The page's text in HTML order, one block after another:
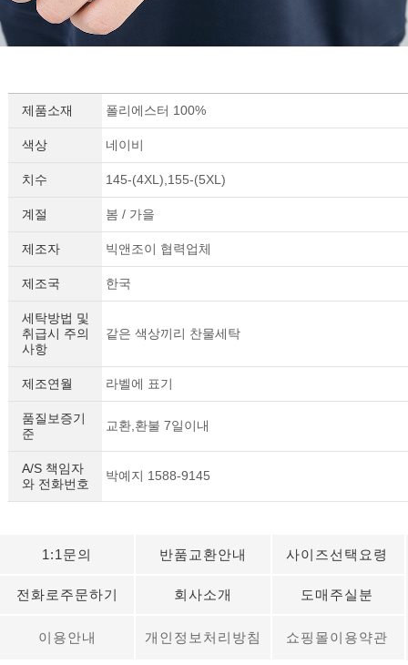
제품소재 폴리에스터 100%
색상 네이비
치수 145-(4XL),155-(5XL)
계절 봄 / 가을
제조자 빅앤조이 협력업체
제조국 한국
세탁방법 및
취급시 주의
사항
같은 색상끼리 찬물세탁
제조연월 라벨에 표기
품질보증기
준
교환,환불 7일이내
A/S 책임자
와 전화번호
박예지 1588-9145
1:1문의 반품교환안내 사이즈선택요령
전화로주문하기 회사소개 도매주실분
이용안내 개인정보처리방침 쇼핑몰이용약관